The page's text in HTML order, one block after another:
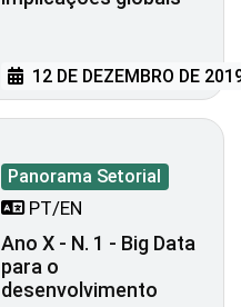
12 DE DEZEMBRO DE
Panorama Setorial
PT/EN
Ano X - N. 1 - Big Data
para o
desenvolvimento